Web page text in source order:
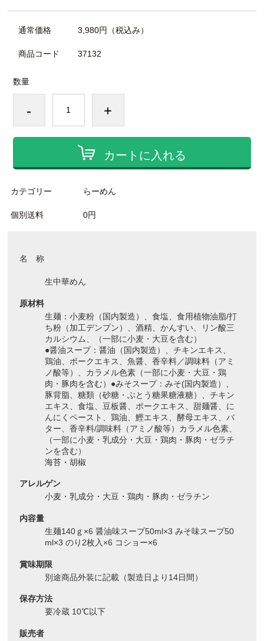
通常価格 3,980円 （税込み）
商品コード 37132
数量
- +
カートに入れる
カテゴリー らーめん
個別送料 0円
名 称
生中華めん
原材料
生麺：小麦粉（国内製造）、食塩、食用植物油脂/打
ち粉（加工デンプン）、酒精、かんすい、リン酸三
カルシウム、（一部に小麦・大豆を含む）
●醤油スープ：醤油（国内製造）、チキンエキス、
鶏油、ポークエキス、魚醤、香辛料／調味料（アミ
ノ酸等）、カラメル色素（一部に小麦・大豆・鶏
肉・豚肉を含む）●みそスープ：みそ(国内製造）、
豚背脂、糖類（砂糖・ぶとう糖果糖液糖）、チキン
エキス、食塩、豆板醤、ポークエキス、甜麺醤、に
んにくペースト、鶏油、鰹エキス、酵母エキス、バ
ター、香辛料/調味料（アミノ酸等）カラメル色素、
（一部に小麦・乳成分・大豆・鶏肉・豚肉・ゼラチ
ンを含む）
海苔・胡椒
アレルゲン
小麦・乳成分・大豆・鶏肉・豚肉・ゼラチン
内容量
生麺140ｇ×6 醤油味スープ50ml×3 みそ味スープ50
ml×3 のり2枚入×6 コショー×6
賞味期限
別途商品外装に記載（製造日より14日間）
保存方法
要冷蔵 10℃以下
販売者